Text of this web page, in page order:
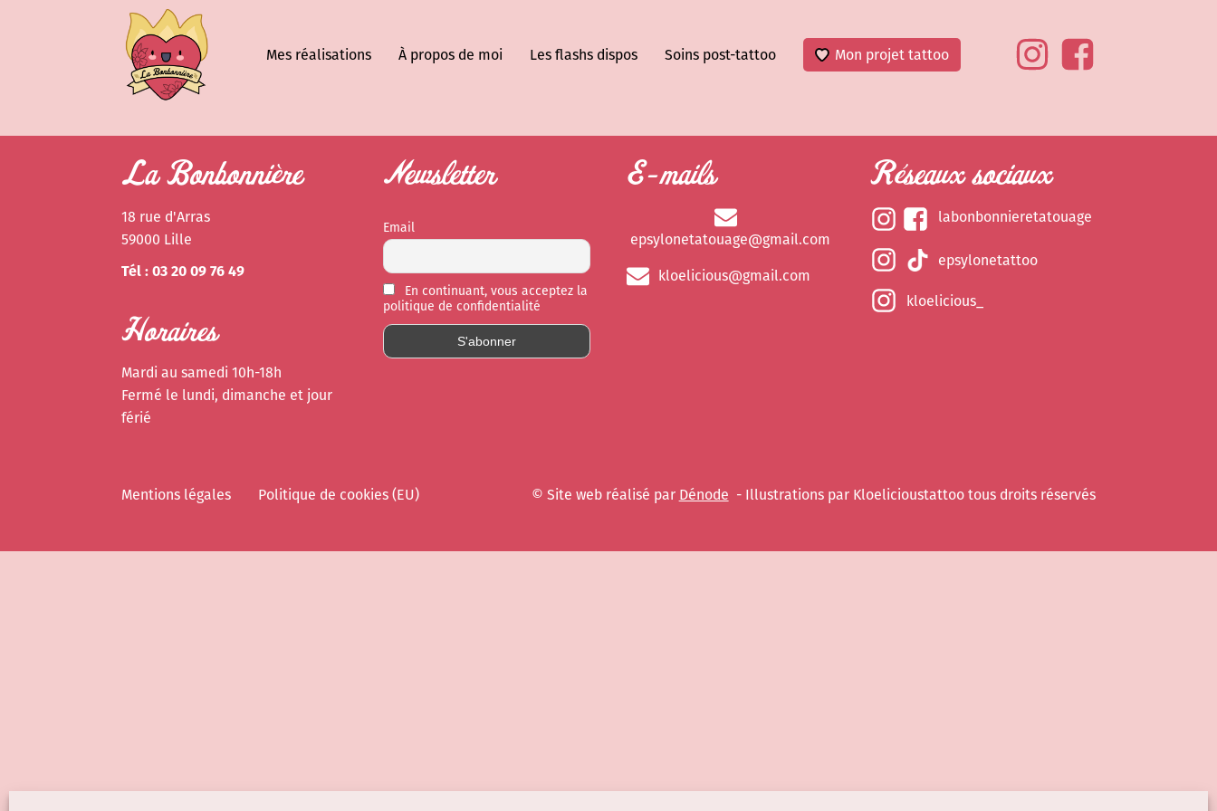
Mes réalisations À propos de moi Les flashs dispos Soins post-tattoo Mon projet tattoo
La Bonbonnière
18 rue d'Arras
59000 Lille
Tél : 03 20 09 76 49
Horaires
Mardi au samedi 10h-18h
Fermé le lundi, dimanche et jour
férié
Newsletter
Email
En continuant, vous acceptez la
politique de confidentialité
E-mails
epsylonetatouage@gmail.com
kloelicious@gmail.com
Réseaux sociaux
labonbonnieretatouage
epsylonetattoo
kloelicious_
Mentions légales Politique de cookies (EU) © Site web réalisé par Dénode - Illustrations par Kloelicioustattoo tous droits réservés